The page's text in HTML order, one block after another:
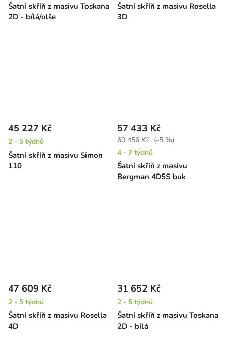
Šatní skříň z masivu Toskana
2D - bílá/olše
Šatní skříň z masivu Rosella
3D
Šatní skříň z masivu Simon
110
45 227 Kč
2 - 5 týdnů
Šatní skříň z masivu
Bergman 4D5S buk
57 433 Kč
60 456 Kč (–5 %)
4 - 7 týdnů
Šatní skříň z masivu Rosella
4D
47 609 Kč
2 - 5 týdnů
Šatní skříň z masivu Toskana
2D - bílá
31 652 Kč
2 - 5 týdnů